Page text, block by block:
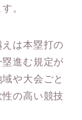
。
は本塁打の
進む規定が
や大会ごと
の高い競技